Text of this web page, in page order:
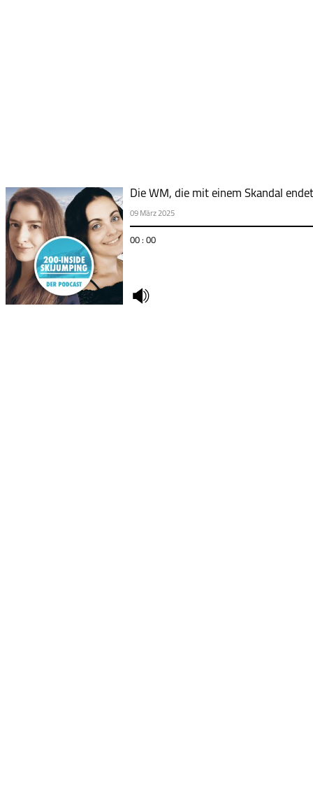
Die WM, die mit einem Skandal endet
09 März 2025
00 : 00